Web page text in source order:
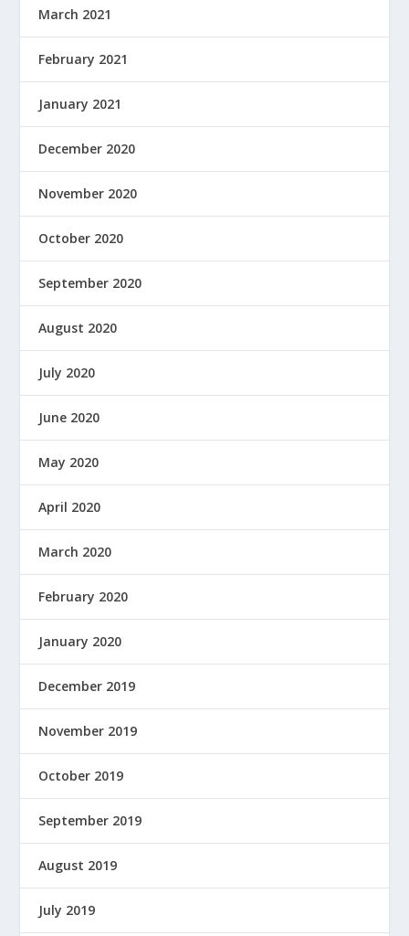
March 2021
February 2021
January 2021
December 2020
November 2020
October 2020
September 2020
August 2020
July 2020
June 2020
May 2020
April 2020
March 2020
February 2020
January 2020
December 2019
November 2019
October 2019
September 2019
August 2019
July 2019